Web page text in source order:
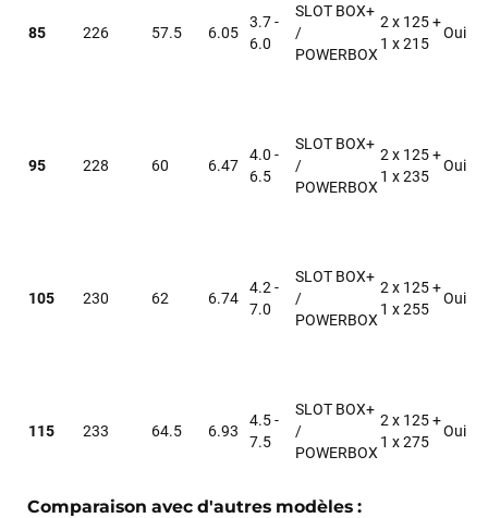
85 226 57.5 6.05
3.7 -
6.0
SLOT BOX+
/
POWERBOX
2 x 125 +
1 x 215
Oui
95 228 60 6.47
4.0 -
6.5
SLOT BOX+
/
POWERBOX
2 x 125 +
1 x 235
Oui
105 230 62 6.74
4.2 -
7.0
SLOT BOX+
/
POWERBOX
2 x 125 +
1 x 255
Oui
115 233 64.5 6.93
4.5 -
7.5
SLOT BOX+
/
POWERBOX
2 x 125 +
1 x 275
Oui
Comparaison avec d'autres modèles :